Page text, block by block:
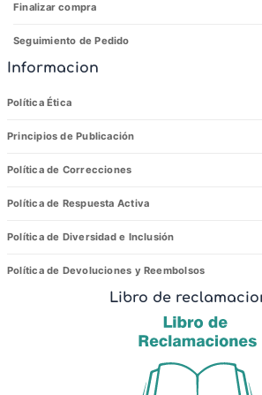
Finalizar compra
Seguimiento de Pedido
Informacion
Política Ética
Principios de Publicación
Política de Correcciones
Política de Respuesta Activa
Política de Diversidad e Inclusión
Política de Devoluciones y Reembolsos
Libro de